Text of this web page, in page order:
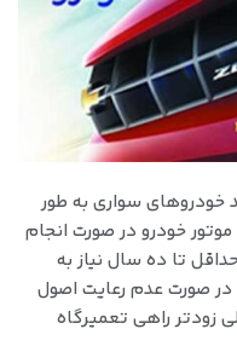
خودروهای سواری به طور
موتور خودرو در صورت انجام
تا ده سال نیاز به
در صورت عدم رعایت اصول
زودتر راهی تعمیرگاه